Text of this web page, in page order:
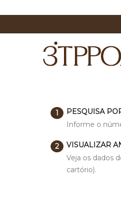
PESQUISA
Informe o
VISUALIZAR
Veja os dados
cartório).